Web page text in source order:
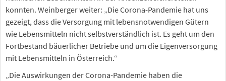
konnten. Weinberger weiter: „Die Corona-Pandemie hat uns
gezeigt, dass die Versorgung mit lebensnotwendigen Gütern
wie Lebensmitteln nicht selbstverständlich ist. Es geht um den
Fortbestand bäuerlicher Betriebe und um die Eigenversorgung
mit Lebensmitteln in Österreich.“
„Die Auswirkungen der Corona-Pandemie haben die